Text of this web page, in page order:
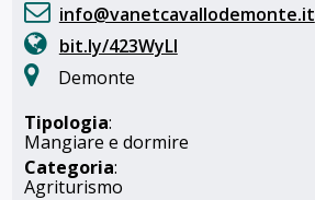
info@vanetcavallodemonte.it
bit.ly/423WyLl
Demonte
Tipologia:
Mangiare e dormire
Categoria:
Agriturismo